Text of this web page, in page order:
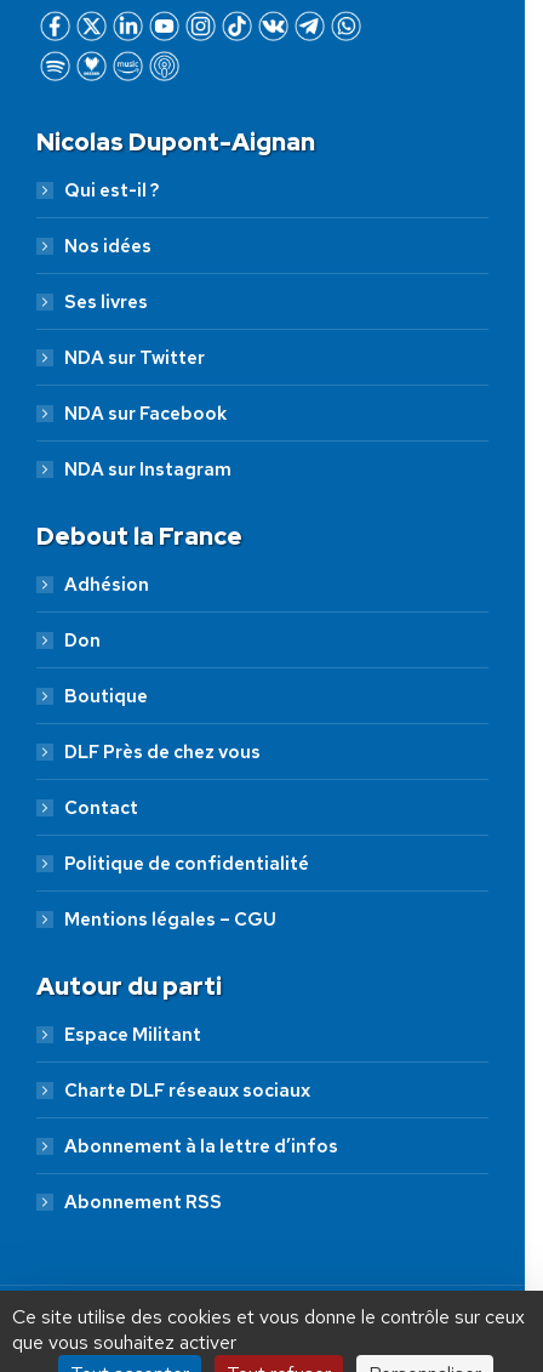
Nicolas Dupont-Aignan
Qui est-il ?
Nos idées
Ses livres
NDA sur Twitter
NDA sur Facebook
NDA sur Instagram
Debout la France
Adhésion
Don
Boutique
DLF Près de chez vous
Contact
Politique de confidentialité
Mentions légales – CGU
Autour du parti
Espace Militant
Charte DLF réseaux sociaux
Abonnement à la lettre d’infos
Abonnement RSS
JE FAIS UN DON À DLF
ADHÉSION 20 € 50 € 100 €
Ce site utilise des cookies et vous donne le contrôle sur ceux
que vous souhaitez activer